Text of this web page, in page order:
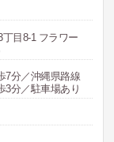
目8-1 フラワー
7分／沖縄県路線
3分／駐車場あり